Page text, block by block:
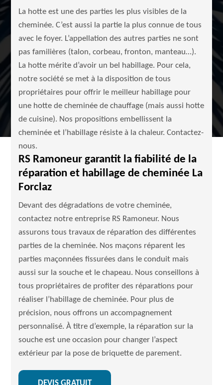
La hotte est une des parties les plus visibles de la
cheminée. C’est aussi la partie la plus connue de tous
avec le foyer. L’appellation des autres parties ne sont
pas familières (talon, corbeau, fronton, manteau…).
La hotte mérite d’avoir un bel habillage. Pour cela,
notre société se met à la disposition de tous
propriétaires pour offrir le meilleur habillage pour
une hotte de cheminée de chauffage (mais aussi hotte
de cuisine). Nos propositions embellissent la
cheminée et l’habillage résiste à la chaleur. Contactez-
nous.
RS Ramoneur garantit la fiabilité de la
réparation et habillage de cheminée La
Forclaz
Devant des dégradations de votre cheminée,
contactez notre entreprise RS Ramoneur. Nous
assurons tous travaux de réparation des différentes
parties de la cheminée. Nos maçons réparent les
parties maçonnées fissurées dans le conduit mais
aussi sur la souche et le chapeau. Nous conseillons à
tous propriétaires de profiter des réparations pour
réaliser l’habillage de cheminée. Pour plus de
précision, nous offrons un accompagnement
personnalisé. À titre d’exemple, la réparation sur la
souche est une occasion pour changer l’aspect
extérieur par la pose de briquette de parement.
DEVIS GRATUIT